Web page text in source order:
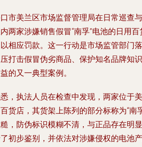
市美兰区市场监督管理局在日常巡查
两家涉嫌销售假冒“南孚”电池的日用
相应罚款。这一行动是市场监管部门
打击假冒伪劣商品、保护知名品牌知
的又一典型案例。
，执法人员在检查中发现，两家位于
货店，其货架上陈列的部分标称为“南
，防伪标识模糊不清，与正品存在明
初步鉴别，并依法对涉嫌侵权的电池